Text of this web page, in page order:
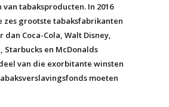
van tabaksproducten. In 2016
zes grootste tabaksfabrikanten
dan Coca-Cola, Walt Disney,
Starbucks en McDonalds
van die exorbitante winsten
moeten